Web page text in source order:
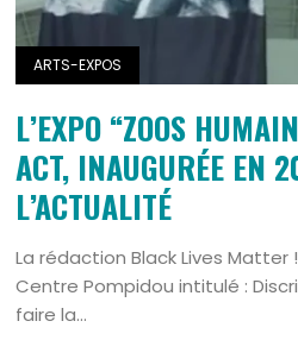
ARTS-EXPOS
L’EXPO “ZOOS
ACT, INAUGURÉE EN
L’ACTUALITÉ
La rédaction Black Lives
Centre Pompidou intitulé :
faire la...